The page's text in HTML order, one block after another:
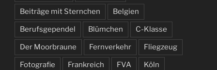
Beiträge mit Sternchen Belgien
Berufsgependel Blümchen C-Klasse
Der Moorbraune Fernverkehr Fliegzeug
Fotografie Frankreich FVA Köln